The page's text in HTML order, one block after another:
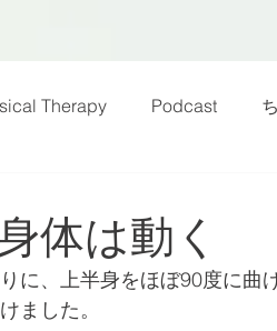
Therapy Podcast
身体運動 姿勢 バランス
体は動く
に、上半身をほぼ90度に曲
ました。